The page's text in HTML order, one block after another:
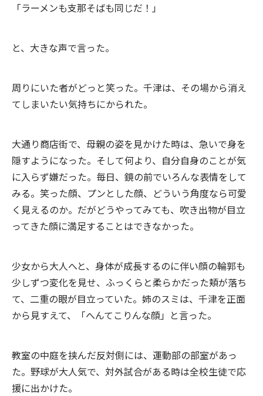
「ラーメンも支那そばも同じだ！」
と、大きな声で言った。
周りにいた者がどっと笑った。千津は、その場から消え
てしまいたい気持ちにかられた。
大通り商店街で、母親の姿を見かけた時は、急いで身を
隠すようになった。そして何より、自分自身のことが気
に入らず嫌だった。毎日、鏡の前でいろんな表情をして
みる。笑った顔、プンとした顔、どういう角度なら可愛
く見えるのか。だがどうやってみても、吹き出物が目立
ってきた顔に満足することはできなかった。
少女から大人へと、身体が成長するのに伴い顔の輪郭も
少しずつ変化を見せ、ふっくらと柔らかだった頬が落ち
て、二重の眼が目立っていた。姉のスミは、千津を正面
から見すえて、「へんてこりんな顔」と言った。
教室の中庭を挟んだ反対側には、運動部の部室があっ
た。野球が大人気で、対外試合がある時は全校生徒で応
援に出かけた。